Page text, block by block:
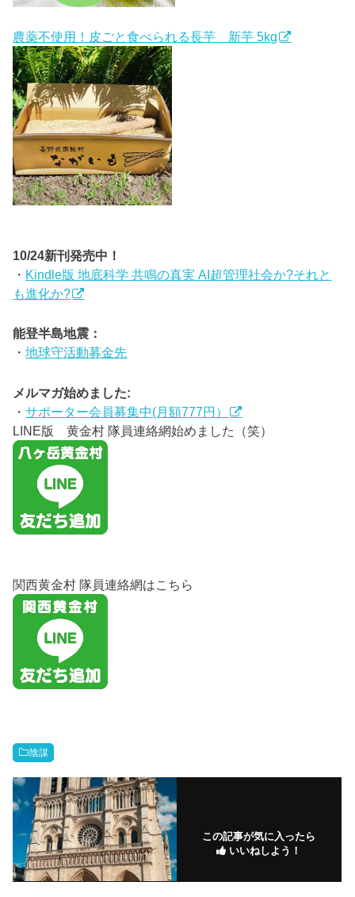
農薬不使用！皮ごと食べられる長芋 新芋 5kg
10/24新刊発売中！
・ Kindle版 地底科学 共鳴の真実 AI超管理社会か?それと
も進化か?
能登半島地震：
・地球守活動募金先
メルマガ始めました:
・サポーター会員募集中(月額777円）
LINE版 黄金村 隊員連絡網始めました（笑）
関西黄金村 隊員連絡網はこちら
陰謀
この記事が気に入ったら
いいねしよう！